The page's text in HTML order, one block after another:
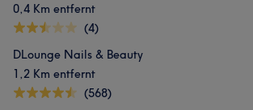
0,4 Km entfernt
(4)
DLounge Nails & Beauty
1,2 Km entfernt
(568)